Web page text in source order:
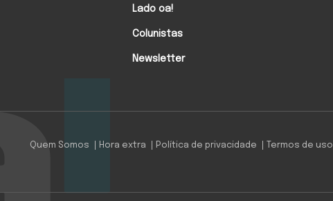
Lado oa!
Colunistas
Newsletter
Quem Somos Hora extra Política de privacidade Termos de uso